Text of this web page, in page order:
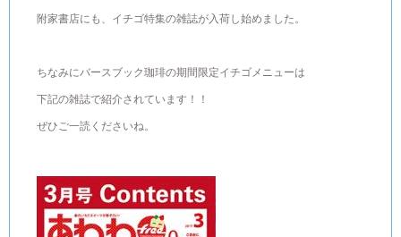
附家書店にも、イチゴ特集の雑誌が入荷し始めました。
ちなみにバースブック珈琲の期間限定イチゴメニューは
下記の雑誌で紹介されています！！
ぜひご一読くださいね。